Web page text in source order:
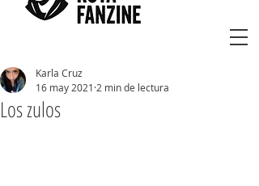
Los zulos
Karla Cruz
16 may 2021 2 min de lectura